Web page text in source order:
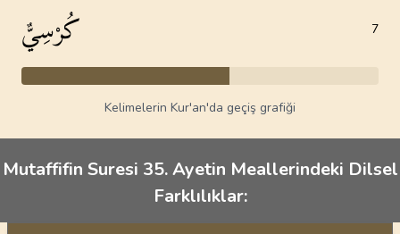
كُرْسِيٌّ 7
Kelimelerin Kur'an'da geçiş grafiği
Mutaffifin Suresi 35. Ayetin Meallerindeki Dilsel
Farklılıklar: